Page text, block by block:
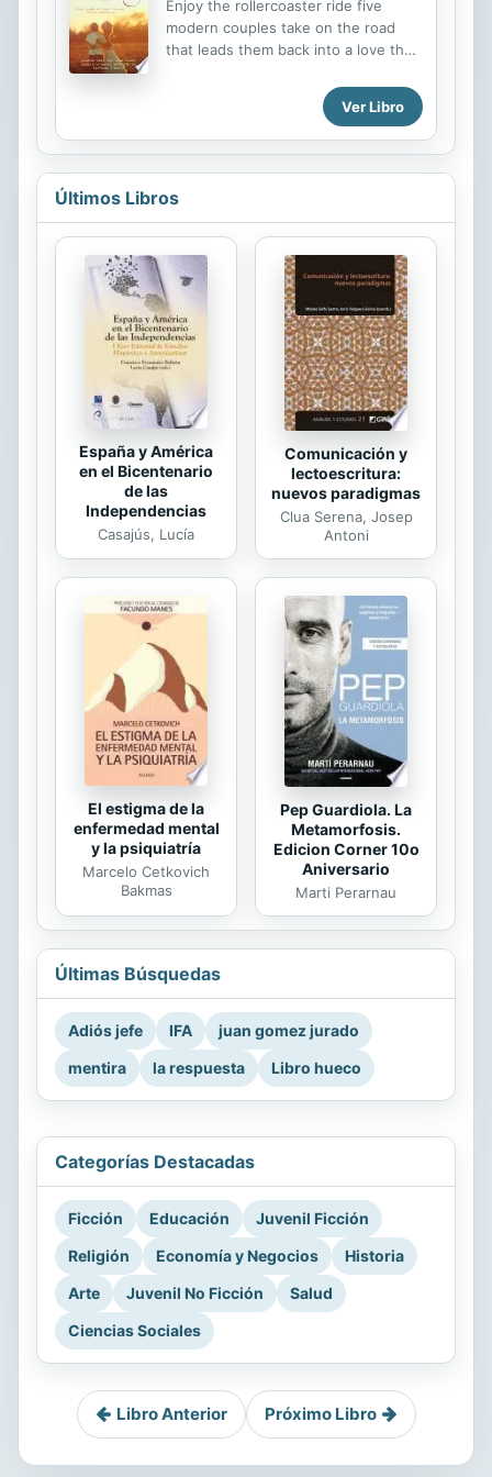
deseo de convertirse en cantante. A
lo largo de este viaje Mora
enfrentará el abandono, el egoísmo
violencia. Pero la pasión que la
impulsa también la hace fuerte. Por
Enjoy the rollercoaster ride five
modern couples take on the road
that leads them back into a love that
his work of fiction for an eye-
opening revelation. The missing
fiancee is returned to her home. A
desperate wife gets one last
they divorce. The busy housewife
wakes up to the drift occurring in
her marriage. The low-key mom
suddenly encounters her son s high-
profile dad. "
Ver Libro
Últimos Libros
España y América
en el Bicentenario
de las
Independencias
Casajús, Lucía
Comunicación y
lectoescritura:
nuevos paradigmas
Clua Serena, Josep
Antoni
El estigma de la
enfermedad mental
y la psiquiatría
Marcelo Cetkovich
Bakmas
Pep Guardiola. La
Metamorfosis.
Edicion Corner 10o
Aniversario
Marti Perarnau
Últimas Búsquedas
Adiós jefe IFA
juan gomez jurado
mentira
la respuesta Libro hueco
Categorías Destacadas
Ficción Educación
Juvenil Ficción
Religión
Economía y Negocios
Historia
Arte
Juvenil No Ficción
Salud
Ciencias Sociales
Libro Anterior Próximo Libro